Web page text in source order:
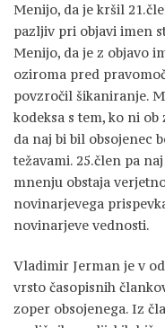
Menijo, da je kršil
pazljiv pri objavi imen
Menijo, da je z objavo
oziroma pred
povzročil šikaniranje.
kodeksa s tem, ko ni
da naj bi bil obsojenec
težavami. 25.člen pa
mnenju obstaja
novinarjevega
novinarjeve vednosti.
Vladimir Jerman je v
vrsto časopisnih
zoper obsojenega. Iz